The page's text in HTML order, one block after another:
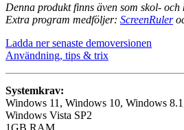
Denna produkt finns även som skol- och
Extra program medföljer: ScreenRuler
Ladda ner senaste demoversionen
Användning, tips & trix
Systemkrav:
Windows 11, Windows 10, Windows
Windows Vista SP2
1GB RAM